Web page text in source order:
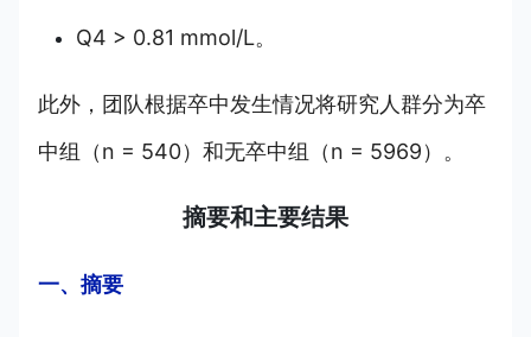
Q4 > 0.81 mmol/L。
此外，团队根据卒中发生情况将研究人群分为卒
中组（n = 540）和无卒中组（n = 5969）。
摘要和主要结果
一、摘要